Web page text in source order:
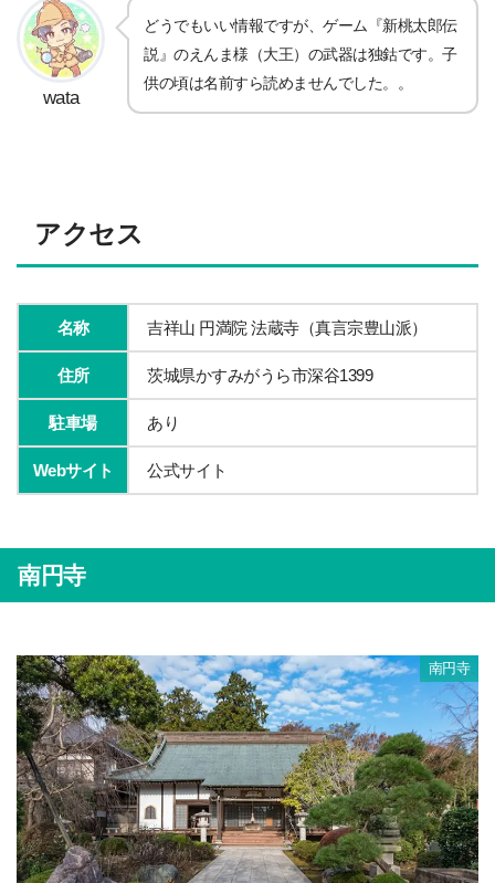
wata
どうでもいい情報ですが、ゲーム『新桃太郎伝
説』のえんま様（大王）の武器は独鈷です。子
供の頃は名前すら読めませんでした。。
アクセス
名称 吉祥山 円満院 法蔵寺（真言宗豊山派）
住所 茨城県かすみがうら市深谷1399
駐車場 あり
Webサイト 公式サイト
南円寺
南円寺